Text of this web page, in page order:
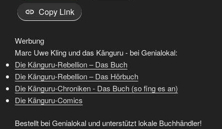
Copy Link
Werbung
Marc Uwe Kling und das Känguru - bei Genialokal:
Die Känguru-Rebellion – Das Buch
Die Känguru-Rebellion – Das Hörbuch
Die Känguru-Chroniken - Das Buch (so fing es an)
Die Känguru-Comics
Bestellt bei Genialokal und unterstützt lokale Buchhändler!